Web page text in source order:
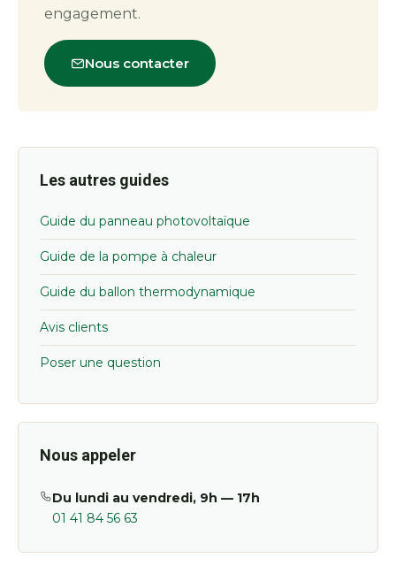
engagement.
Nous contacter
Les autres guides
Guide du panneau photovoltaïque
Guide de la pompe à chaleur
Guide du ballon thermodynamique
Avis clients
Poser une question
Nous appeler
Du lundi au vendredi, 9h — 17h
01 41 84 56 63